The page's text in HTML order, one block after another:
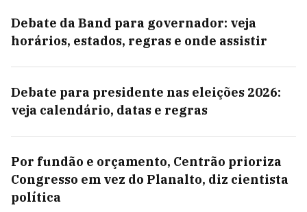
Debate da Band para governador: veja
horários, estados, regras e onde assistir
Debate para presidente nas eleições 2026:
veja calendário, datas e regras
Por fundão e orçamento, Centrão prioriza
Congresso em vez do Planalto, diz cientista
política